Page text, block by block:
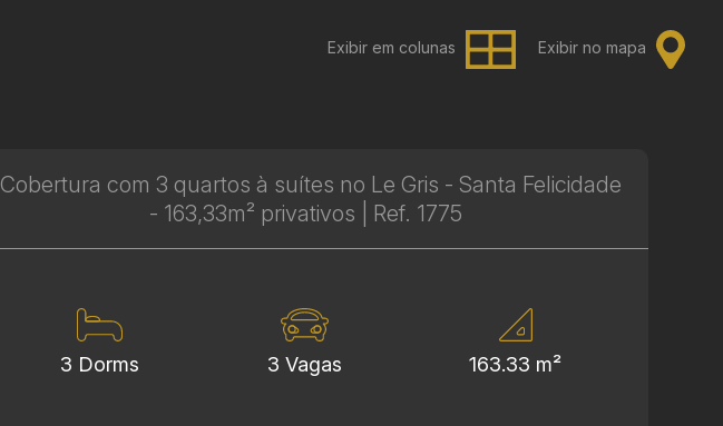
Exibir em colunas Exibir no mapa
Cobertura com 3 quartos à suítes no Le Gris - Santa Felicidade
- 163,33m² privativos | Ref. 1775
3 Dorms 3 Vagas 163.33 m²